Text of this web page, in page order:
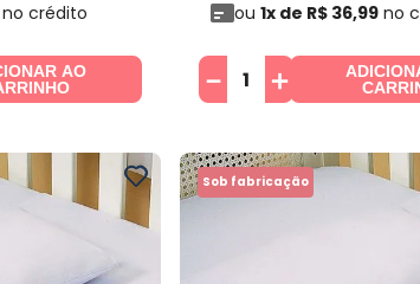
crédito
AO
ou1x de R$ 36,99 no
＋
－
Sob fabricação